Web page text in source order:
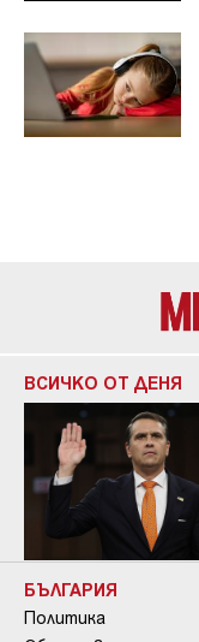
ВСИЧКО ОТ ДЕНЯ
БЪЛГАРИЯ
Политика